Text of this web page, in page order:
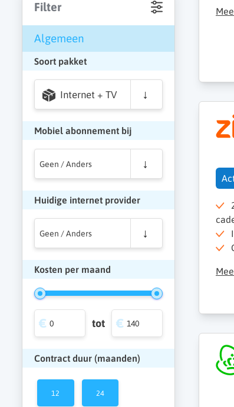
Filter
Algemeen
Soort pakket
Internet + TV
Mobiel abonnement bij
Geen / Anders
Huidige internet provider
Geen / Anders
Kosten per maand
tot
Contract duur (maanden)
12 24